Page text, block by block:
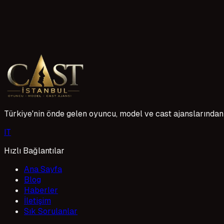
uygun çözümler sunuyoruz. Amacımız, yeteneklerinizi en
1 Mayıs 2026
Türkiye'nin önde gelen oyuncu, model ve cast
IT
Hızlı Bağlantılar
Ana Sayfa
Blog
Haberler
İletişim
Sık Sorulanlar